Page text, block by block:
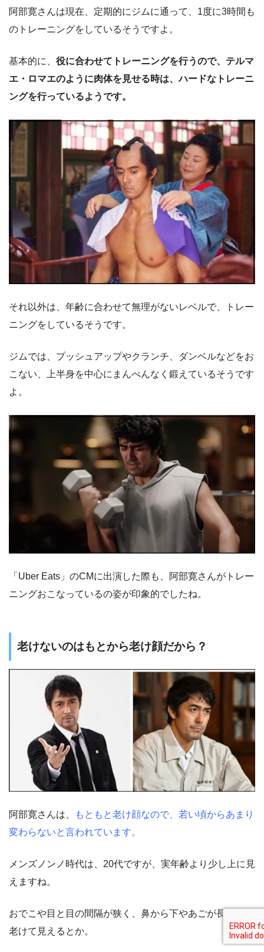
阿部寛さんは現在、定期的にジムに通って、1度に3時間も
のトレーニングをしているそうですよ。
基本的に、 役に合わせてトレーニングを行うので、テルマ
エ・ロマエのように肉体を見せる時は、ハードなトレーニ
ングを行っているようです。
それ以外は、年齢に合わせて無理がないレベルで、トレー
ニングをしているそうです。
ジムでは、プッシュアップやクランチ、ダンベルなどをお
こない、上半身を中心にまんべんなく鍛えているそうです
よ。
「Uber Eats」のCMに出演した際も、阿部寛さんがトレー
ニングおこなっているの姿が印象的でしたね。
老けないのはもとから老け顔だから？
阿部寛さんは、
もともと老け顔なので、若い頃からあまり
変わらないと言われています。
メンズノンノ時代は、20代ですが、実年齢より少し上に見
えますね。
おでこや目と目の間隔が狭く、鼻から下やあごが長いと、
老けて見えるとか。